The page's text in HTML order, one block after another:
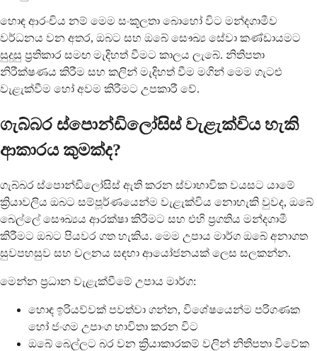
හොඳ ආරංචිය නම් මෙම සංකූලතා බොහෝ විට මන්දගාමීව
වර්ධනය වන අතර, ඔබට සහ ඔබේ සෞඛ්‍ය සේවා කණ්ඩායමට
සුදුසු ප්‍රතිකාර සමඟ මැදිහත් වීමට කාලය ලැබේ. නිතිපතා
නිරීක්ෂණය කිරීම සහ කලින් මැදිහත් වීම මගින් මෙම ගැටළු
වැළැක්වීම හෝ අවම කිරීමට උපකාරී වේ.
ගැබ්බර ස්පොන්ඩිලෝසිස් වැළැක්විය හැකි
ආකාරය කුමක්ද?
ගැබ්බර ස්පොන්ඩිලෝසිස් ඇති කරන ස්වාභාවික වයසට යාමේ
ක්‍රියාවලිය ඔබට සම්පූර්ණයෙන්ම වැළැක්විය නොහැකි වුවද, ඔබේ
බෙල්ලේ සෞඛ්‍යය ආරක්ෂා කිරීමට සහ එහි ප්‍රගතිය මන්දගාමී
කිරීමට ඔබට පියවර ගත හැකිය. මෙම උපාය මාර්ග ඔබේ අනාගත
සුවපහසුව සහ චලනය සඳහා ආයෝජනයක් ලෙස සලකන්න.
මෙන්න ප්‍රධාන වැළැක්වීමේ උපාය මාර්ග:
හොඳ ඉරියව්වක් පවත්වා ගන්න, විශේෂයෙන්ම පරිගණක
හෝ ජංගම උපාංග භාවිතා කරන විට
ඔබේ බෙල්ලට බර වන ක්‍රියාකාරකම් වලින් නිතිපතා විවේක